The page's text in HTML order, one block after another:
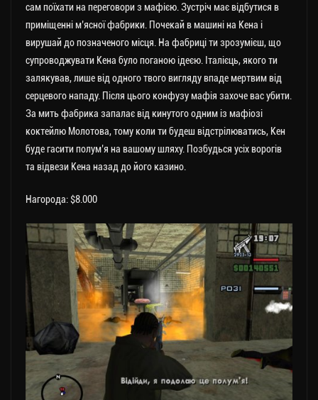
сам поїхати на переговори з мафією. Зустріч має відбутися в
приміщенні м’ясної фабрики. Почекай в машині на Кена і
вирушай до позначеного місця. На фабриці ти зрозумієш, що
супроводжувати Кена було поганою ідеєю. Італієць, якого ти
залякував, лише від одного твого вигляду впаде мертвим від
серцевого нападу. Після цього конфузу мафія захоче вас убити.
За мить фабрика запалає від кинутого одним із мафіозі
коктейлю Молотова, тому коли ти будеш відстрілюватись, Кен
буде гасити полум’я на вашому шляху. Позбудься усіх ворогів
та відвези Кена назад до його казино.
Нагорода: $8.000